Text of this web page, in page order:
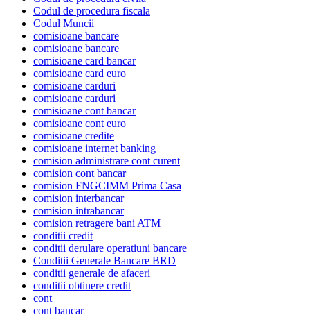
Codul de procedura fiscala
Codul Muncii
comisioane bancare
comisioane bancare
comisioane card bancar
comisioane card euro
comisioane carduri
comisioane carduri
comisioane cont bancar
comisioane cont euro
comisioane credite
comisioane internet banking
comision administrare cont curent
comision cont bancar
comision FNGCIMM Prima Casa
comision interbancar
comision intrabancar
comision retragere bani ATM
conditii credit
conditii derulare operatiuni bancare
Conditii Generale Bancare BRD
conditii generale de afaceri
conditii obtinere credit
cont
cont bancar